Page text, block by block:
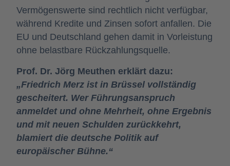
Vermögenswerte sind rechtlich nicht verfügbar,
während Kredite und Zinsen sofort anfallen. Die
EU und Deutschland gehen damit in Vorleistung
ohne belastbare Rückzahlungsquelle.
Prof. Dr. Jörg Meuthen erklärt dazu:
„Friedrich Merz ist in Brüssel vollständig
gescheitert. Wer Führungsanspruch
anmeldet und ohne Mehrheit, ohne Ergebnis
und mit neuen Schulden zurückkehrt,
blamiert die deutsche Politik auf
europäischer Bühne.“